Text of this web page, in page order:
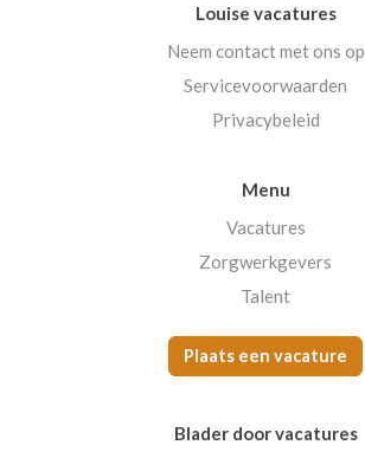
Louise vacatures
Neem contact met ons op
Servicevoorwaarden
Privacybeleid
Menu
Vacatures
Zorgwerkgevers
Talent
Plaats een vacature
Blader door vacatures